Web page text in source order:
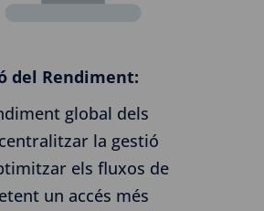
del Rendiment:
global dels
la gestió
els fluxos de
un accés més